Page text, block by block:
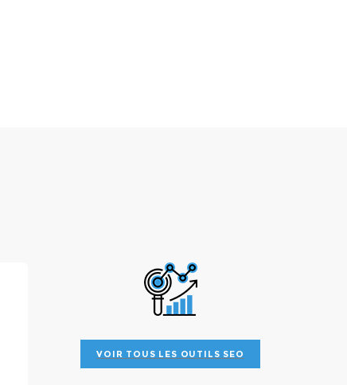
VOIR TOUS LES OUTILS SEO